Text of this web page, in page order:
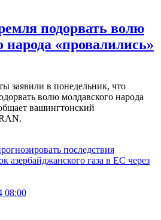
подорвать волю
народа «провалились»
заявили в понедельник, что
волю молдавского народа
вашингтонский
08:00